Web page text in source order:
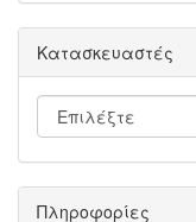
Κατασκευαστές
Πληροφορίες